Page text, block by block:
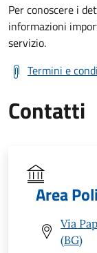
Per conoscere i
informazioni
servizio.
Termini e
Contatti
Area
Via
(BG)